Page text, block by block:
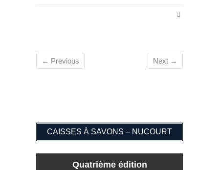
← Previous Next →
CAISSES À SAVONS – NUCOURT
Quatrième édition